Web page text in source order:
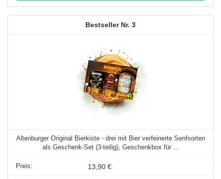
3
Altenburger Original Bierkiste - drei mit Bier verfeinerte Senfsorten
als Geschenk-Set (3-teilig), Geschenkbox für ...
13,90 €